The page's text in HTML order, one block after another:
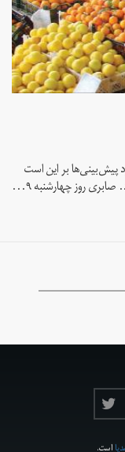
پیش‌بینی‌ها بر این است